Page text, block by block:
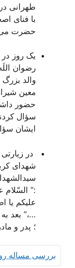
طهرانی
با فنای
حضرت می
یک روز
رضوان
والد
معین
حضور
سؤال
ایشان
در
شهداى
:” السّلام
علیکم یا
…،” بعد
؛ پدر و
بررسی مساله